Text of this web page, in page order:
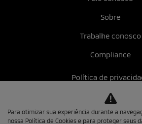
Sobre
Trabalhe conosco
Compliance
Política de
Mundo MIT
Para otimizar sua experiência durante a
nossa Política de Cookies e para proteger seus